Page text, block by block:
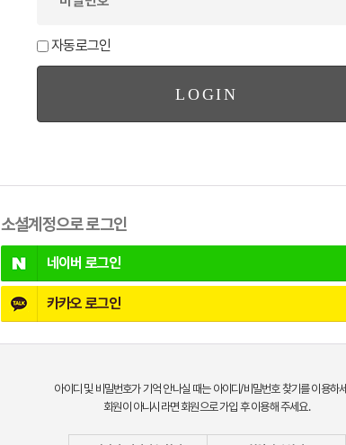
자동로그인
소셜계정으로 로그인
네이버 로그인
카카오 로그인
아이디 및 비밀번호가 기억 안나실 때는 아이디/비밀번호 찾기를 이용하
회원이 아니시라면 회원으로 가입 후 이용해 주세요.